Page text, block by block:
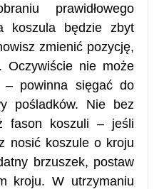
prawidłowego
koszula będzie zbyt
zmienić pozycję,
Oczywiście nie może
powinna sięgać do
pośladków. Nie bez
fason koszuli – jeśli
nosić koszule o kroju
brzuszek, postaw
kroju. W utrzymaniu